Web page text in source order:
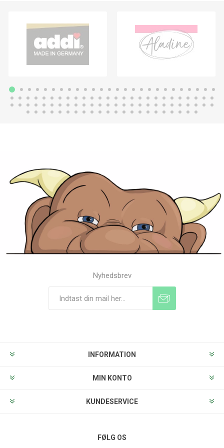
Nyhedsbrev
INFORMATION
MIN KONTO
KUNDESERVICE
FØLG OS